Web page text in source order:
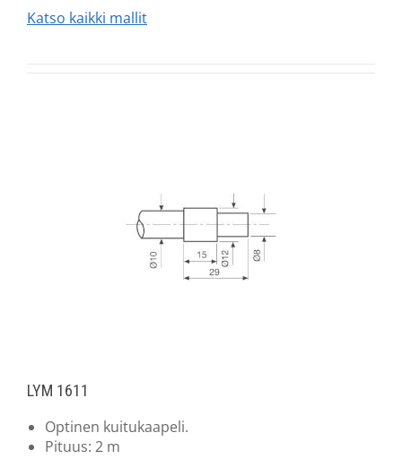
Katso kaikki mallit
LYM 1611
Optinen kuitukaapeli.
Pituus: 2 m